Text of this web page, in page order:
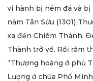
vi hành bị ném đá và
năm Tân Sửu (1301)
xa đến Chiêm Thành.
Thành trở về. Rồi rằm
“Thượng hoàng ở phủ
Lượng ở chùa Phổ